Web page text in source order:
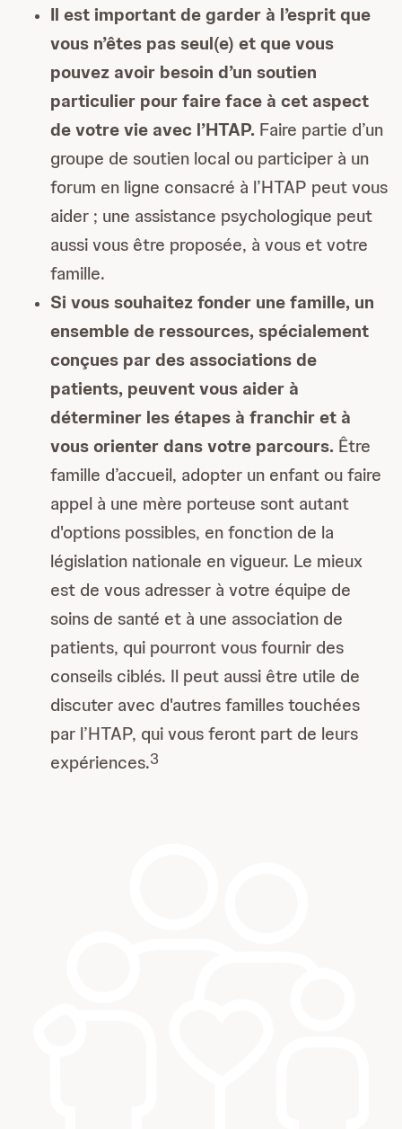
Il est important de garder à l’esprit que
vous n’êtes pas seul(e) et que vous
pouvez avoir besoin d’un soutien
particulier pour faire face à cet aspect
de votre vie avec l’HTAP. Faire partie d’un
groupe de soutien local ou participer à un
forum en ligne consacré à l’HTAP peut vous
aider ; une assistance psychologique peut
aussi vous être proposée, à vous et votre
famille.
Si vous souhaitez fonder une famille, un
ensemble de ressources, spécialement
conçues par des associations de
patients, peuvent vous aider à
déterminer les étapes à franchir et à
vous orienter dans votre parcours. Être
famille d’accueil, adopter un enfant ou faire
appel à une mère porteuse sont autant
d'options possibles, en fonction de la
législation nationale en vigueur. Le mieux
est de vous adresser à votre équipe de
soins de santé et à une association de
patients, qui pourront vous fournir des
conseils ciblés. Il peut aussi être utile de
discuter avec d'autres familles touchées
par l’HTAP, qui vous feront part de leurs
expériences.3